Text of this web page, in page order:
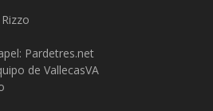
Pardetres.net
de VallecasVA